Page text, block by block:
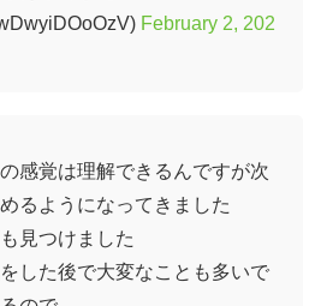
February 2, 202
感覚は理解できるんですが次
るようになってきました
見つけました
した後で大変なことも多いで